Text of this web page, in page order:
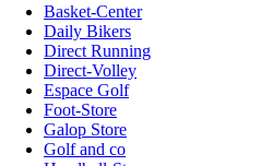
Basket-Center
Daily Bikers
Direct Running
Direct-Volley
Espace Golf
Foot-Store
Galop Store
Golf and co